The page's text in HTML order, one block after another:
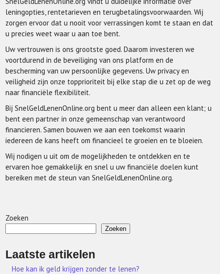
leningopties, rentetarieven en terugbetalingsvoorwaarden. Wij
zorgen ervoor dat u nooit voor verrassingen komt te staan en dat
u precies weet waar u aan toe bent.
Uw vertrouwen is ons grootste goed. Daarom investeren we
voortdurend in de beveiliging van ons platform en de
bescherming van uw persoonlijke gegevens. Uw privacy en
veiligheid zijn onze topprioriteit bij elke stap die u zet op de weg
naar financiële flexibiliteit.
Bij SnelGeldLenenOnline.org bent u meer dan alleen een klant; u
bent een partner in onze gemeenschap van verantwoord
financieren. Samen bouwen we aan een toekomst waarin
iedereen de kans heeft om financieel te groeien en te bloeien.
Wij nodigen u uit om de mogelijkheden te ontdekken en te
ervaren hoe gemakkelijk en snel u uw financiële doelen kunt
bereiken met de steun van SnelGeldLenenOnline.org.
Zoeken
Zoeken
Laatste artikelen
Hoe kan ik geld krijgen zonder te lenen?